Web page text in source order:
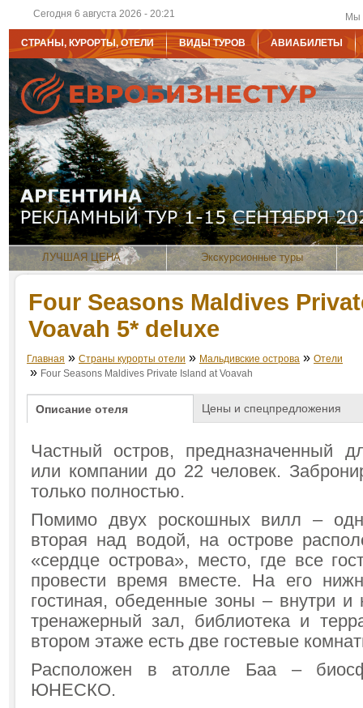
Сегодня 6 августа 2026 - 20:21 Мы
СТРАНЫ, КУРОРТЫ, ОТЕЛИ ВИДЫ ТУРОВ АВИАБИЛЕТЫ
ЛУЧШАЯ ЦЕНА Экскурсионные туры
Four Seasons Maldives
Voavah 5* deluxe
Главная » Страны курорты отели » Мальдивские острова » Отели
» Four Seasons Maldives Private Island at Voavah
Описание отеля Цены и спецпредложения
Частный остров, предназначенный
или компании до 22 человек.
только полностью.
Помимо двух роскошных вилл –
вторая над водой, на острове
«сердце острова», место, где все
провести время вместе. На его
гостиная, обеденные зоны – внутри и
тренажерный зал, библиотека и
втором этаже есть две гостевые
Расположен в атолле Баа –
ЮНЕСКО.